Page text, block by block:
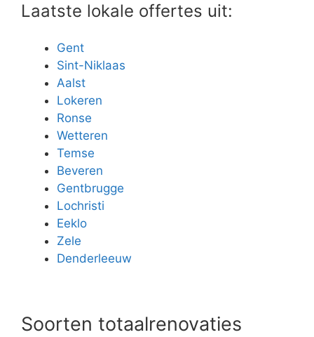
Laatste lokale offertes uit:
Gent
Sint-Niklaas
Aalst
Lokeren
Ronse
Wetteren
Temse
Beveren
Gentbrugge
Lochristi
Eeklo
Zele
Denderleeuw
Soorten totaalrenovaties